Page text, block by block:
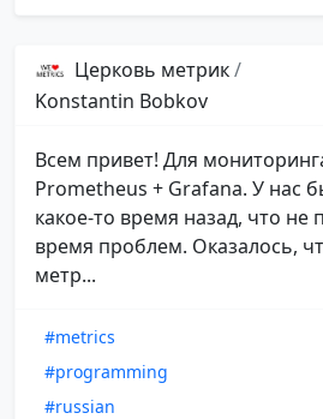
Церковь метрик/
Konstantin Bobkov
Всем привет! Для
Prometheus + Grafana. У нас
какое-то время назад, что не
время проблем. Оказалось,
метр...
#metrics
#programming
#russian